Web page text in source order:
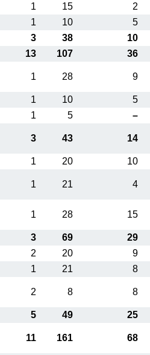
1 15
2
1 10
5
3 38
10
13 107
36
1 28 9
1 10
5
1 5
–
3 43 14
1 20
10
1 21 4
1 28 15
3 69
29
2 20
9
1 21
8
2 8 8
5 49
25
11 161 68